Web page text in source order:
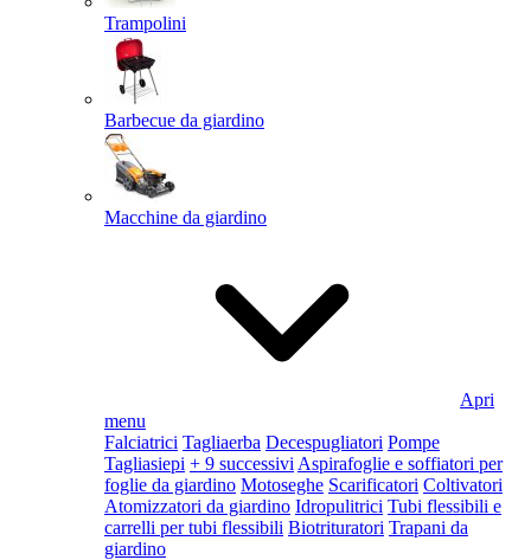
Trampolini
Barbecue da giardino
Macchine da giardino
Apri
menu
Falciatrici Tagliaerba Decespugliatori Pompe
Tagliasiepi + 9 successivi Aspirafoglie e soffiatori per
foglie da giardino Motoseghe Scarificatori Coltivatori
Atomizzatori da giardino Idropulitrici Tubi flessibili e
carrelli per tubi flessibili Biotrituratori Trapani da
giardino